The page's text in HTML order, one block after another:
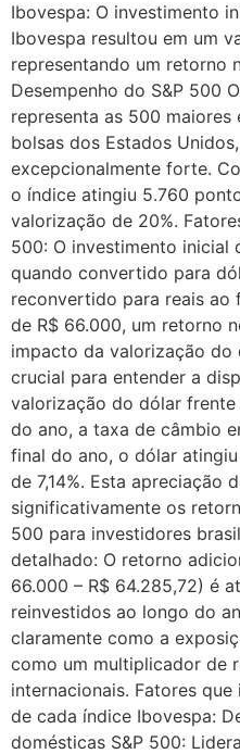
Ibovespa: O investimento
Ibovespa resultou em um
representando um retorno
Desempenho do S&P 500
representa as 500 maiores
bolsas dos Estados
excepcionalmente forte.
o índice atingiu 5.760
valorização de 20%.
500: O investimento inicial
quando convertido para
reconvertido para reais ao
de R$ 66.000, um retorno
impacto da valorização
crucial para entender a
valorização do dólar
do ano, a taxa de câmbio
final do ano, o dólar
de 7,14%. Esta apreciação
significativamente os
500 para investidores
detalhado: O retorno
66.000 – R$ 64.285,72) é
reinvestidos ao longo do
claramente como a
como um multiplicador de
internacionais. Fatores
de cada índice Ibovespa:
domésticas S&P 500: